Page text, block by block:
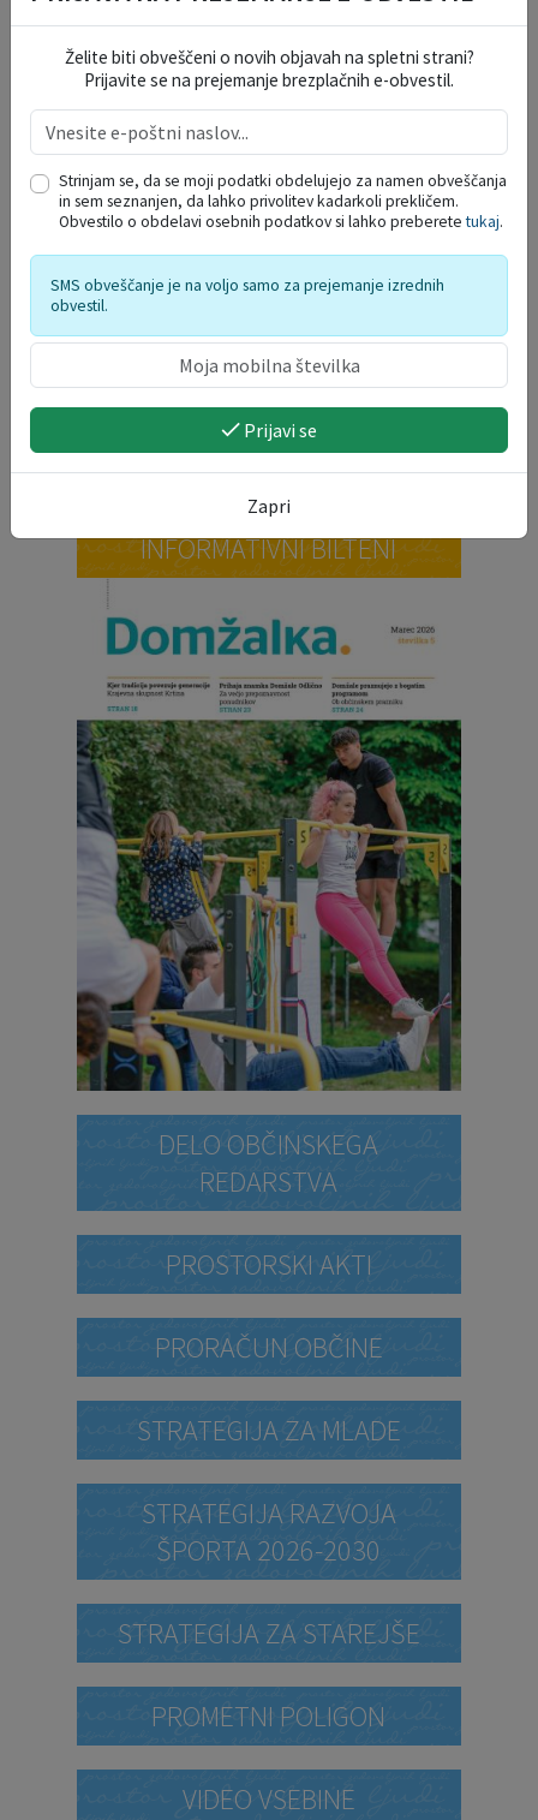
Razstava fosilov
13. 08. 2026
ŽUPANJIN KOLEDAR
19
AVG.
Radencih ob Kolpi
30 DAN DOMŽALSKIH PLANINCEV
Prikaži več
INFORMATIVNI BILTENI
DELO OBČINSKEGA
REDARSTVA
PROSTORSKI AKTI
PRORAČUN OBČINE
STRATEGIJA ZA MLADE
STRATEGIJA RAZVOJA
ŠPORTA 2026-2030
STRATEGIJA ZA STAREJŠE
PROMETNI POLIGON
VIDEO VSEBINE
Želite biti obveščeni o novih objavah na spletni strani?
Prijavite se na prejemanje brezplačnih e-obvestil.
Strinjam se, da se moji podatki obdelujejo za namen obveščanja
in sem seznanjen, da lahko privolitev kadarkoli prekličem.
Obvestilo o obdelavi osebnih podatkov si lahko preberetetukaj.
SMS obveščanje je na voljo samo za prejemanje izrednih
obvestil.
Prijavi se
Zapri